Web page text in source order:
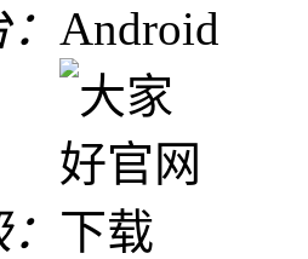
Android